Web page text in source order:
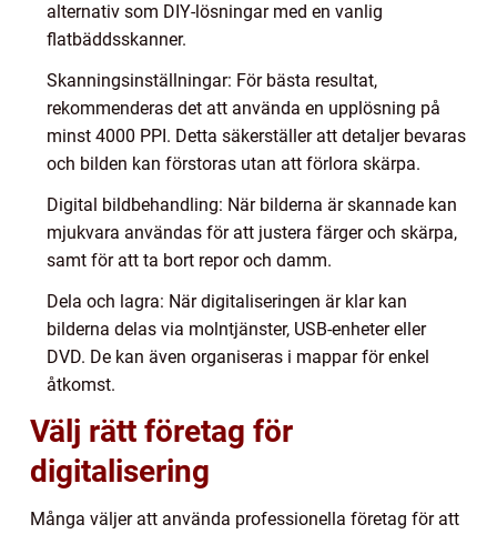
alternativ som DIY-lösningar med en vanlig
flatbäddsskanner.
Skanningsinställningar: För bästa resultat,
rekommenderas det att använda en upplösning på
minst 4000 PPI. Detta säkerställer att detaljer bevaras
och bilden kan förstoras utan att förlora skärpa.
Digital bildbehandling: När bilderna är skannade kan
mjukvara användas för att justera färger och skärpa,
samt för att ta bort repor och damm.
Dela och lagra: När digitaliseringen är klar kan
bilderna delas via molntjänster, USB-enheter eller
DVD. De kan även organiseras i mappar för enkel
åtkomst.
Välj rätt företag för
digitalisering
Många väljer att använda professionella företag för att